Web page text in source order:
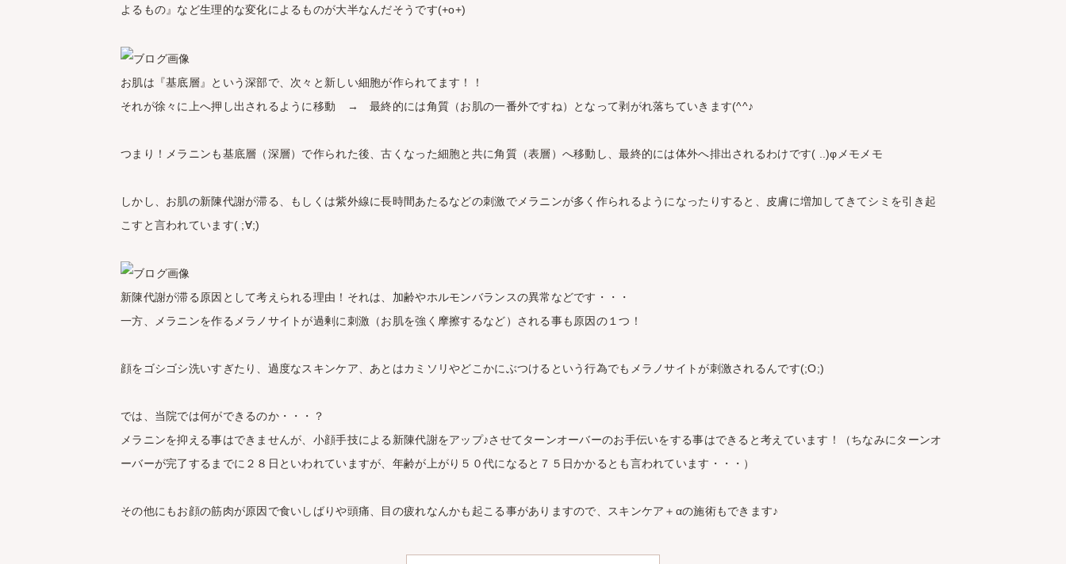
よるもの』など生理的な変化によるものが大半なんだそうです(+o+)
お肌は『基底層』という深部で、次々と新しい細胞が作られてます！！
それが徐々に上へ押し出されるように移動 → 最終的には角質（お肌の一番外ですね）となって剥がれ落ちていきます(^^♪
つまり！メラニンも基底層（深層）で作られた後、古くなった細胞と共に角質（表層）へ移動し、最終的には体外へ排出されるわけです( ..)φメモメモ
しかし、お肌の新陳代謝が滞る、もしくは紫外線に長時間あたるなどの刺激でメラニンが多く作られるようになったりすると、皮膚に増加してきてシミを引き起
こすと言われています( ;∀;)
新陳代謝が滞る原因として考えられる理由！それは、加齢やホルモンバランスの異常などです・・・
一方、メラニンを作るメラノサイトが過剰に刺激（お肌を強く摩擦するなど）される事も原因の１つ！
顔をゴシゴシ洗いすぎたり、過度なスキンケア、あとはカミソリやどこかにぶつけるという行為でもメラノサイトが刺激されるんです(;O;)
では、当院では何ができるのか・・・？
メラニンを抑える事はできませんが、小顔手技による新陳代謝をアップ♪させてターンオーバーのお手伝いをする事はできると考えています！（ちなみにターンオ
ーバーが完了するまでに２８日といわれていますが、年齢が上がり５０代になると７５日かかるとも言われています・・・）
その他にもお顔の筋肉が原因で食いしばりや頭痛、目の疲れなんかも起こる事がありますので、スキンケア＋αの施術もできます♪